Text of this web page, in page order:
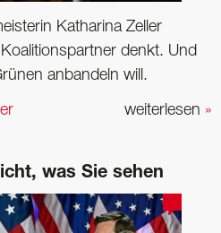
Katharina Zeller
denkt. Und
anbandeln will.
weiterlesen »
was Sie sehen